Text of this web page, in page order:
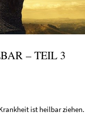
– TEIL 3
ist heilbar ziehen.